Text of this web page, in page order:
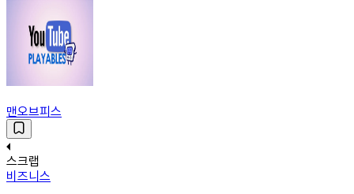
맨오브피스
스크랩
비즈니스